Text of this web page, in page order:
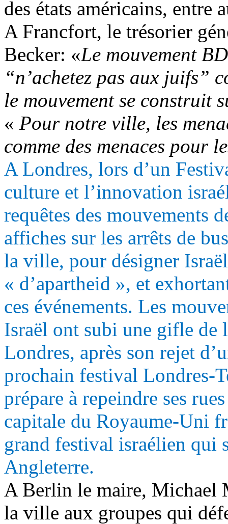
des états américains, entre
A Francfort, le trésorier
Becker: «Le mouvement
“n’achetez pas aux juifs”
le mouvement se construit
« Pour notre ville, les
comme des menaces pour
A Londres, lors d’un
culture et l’innovation
requêtes des mouvements
affiches sur les arrêts de
la ville, pour désigner
« d’apartheid », et
ces événements. Les
Israël ont subi une gifle de
Londres, après son rejet
prochain festival Londres-
prépare à repeindre ses
capitale du Royaume-Uni
grand festival israélien qui
Angleterre.
A Berlin le maire, Michael
la ville aux groupes qui